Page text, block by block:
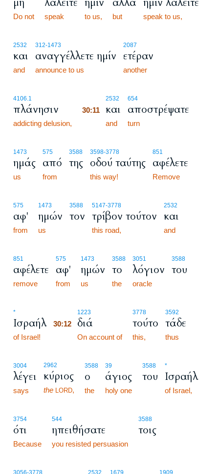
Do not speak to us, but speak to us,
2532
και
and
312-1473
αναγγέλλετε ημίν
announce to us
2087
ετέραν
another
4106.1
πλάνησιν
addicting delusion,
2532
30:11 και
and
654
αποστρέψατε
turn
1473
ημάς
us
575
από
from
3588
της
3598-3778
οδού ταύτης
this way!
851
αφέλετε
Remove
575
αφ'
from
1473
ημών
us
3588
τον
5147-3778
τρίβον τούτον
this road,
2532
και
and
851
αφέλετε
remove
575
αφ'
from
1473
ημών
us
3588
το
the
3051
λόγιον
oracle
3588
του
*
Ισραήλ
of Israel!
1223
30:12 διά
On account of
3778
τούτο
this,
3592
τάδε
thus
3004
λέγει
says
2962
κύριος
the LORD,
3588
ο
the
39
άγιος
holy one
3588
του
*
Ισραήλ
of Israel,
3754
ότι
Because
544
ηπειθήσατε
you resisted persuasion
3588
τοις
3056-3778 2532 1679 1909